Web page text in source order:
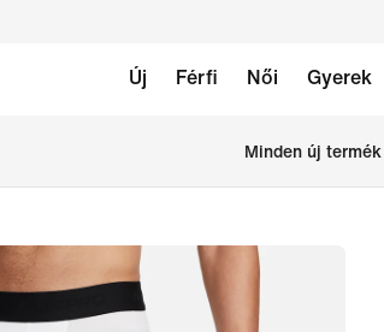
Új Férfi Női Gyerek
Minden új termék